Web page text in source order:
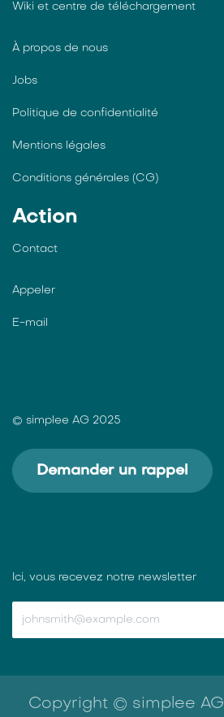
Wiki et centre de téléchargement
À propos de nous
Jobs
Politique de confidentialité
Mentions légales
Conditions générales (CG)
Action
Contact
Appeler
E-mail
© simplee AG 2025
Demander un rappel
Ici, vous recevez notre newsletter
Copyright © simplee AG